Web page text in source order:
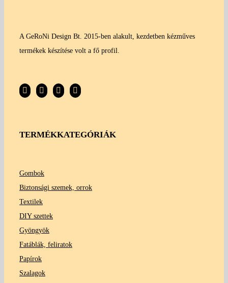
A GeRoNi Design Bt. 2015-ben alakult, kezdetben kézműves
termékek készítése volt a fő profil.
TERMÉKKATEGÓRIÁK
Gombok
Biztonsági szemek, orrok
Textilek
DIY szettek
Gyöngyök
Fatáblák, feliratok
Papírok
Szalagok